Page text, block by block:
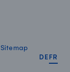
Sitemap
DE FR